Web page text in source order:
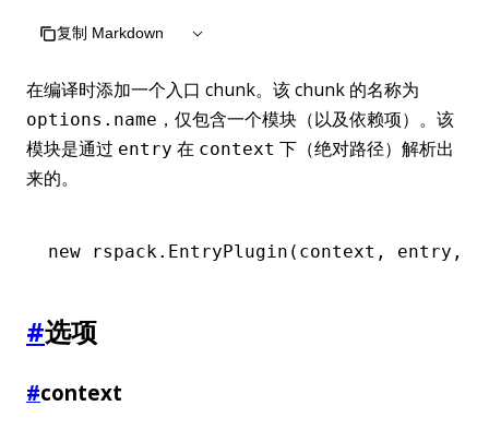
复制 Markdown
在编译时添加一个入口 chunk。该 chunk 的名称为
options.name ，仅包含一个模块（以及依赖项）。该
模块是通过 entry 在 context 下（绝对路径）解析出
来的。
new rspack.EntryPlugin (context , entry ,
#选项
#context